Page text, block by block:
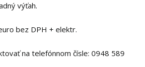
výťah.
bez DPH + elektr.
na telefónnom čísle: 0948 589